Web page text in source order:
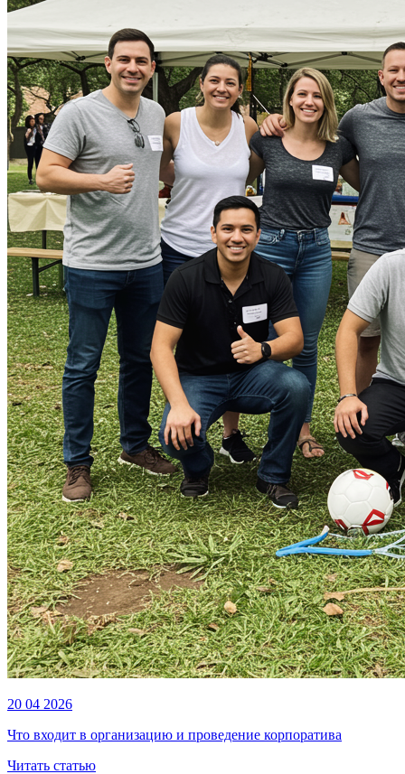
20 04 2026
Что входит в организацию и проведение корпоратива
Читать статью